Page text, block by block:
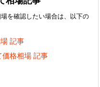
を確認したい場合は、以下の
記事
格相場 記事